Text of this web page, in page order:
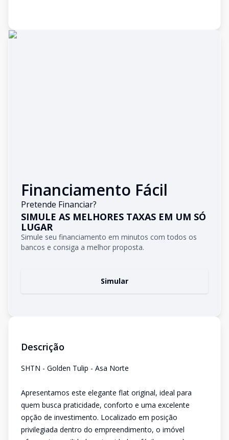
Financiamento Fácil
Pretende Financiar?
SIMULE AS MELHORES TAXAS EM UM SÓ
LUGAR
Simule seu financiamento em minutos com todos os
bancos e consiga a melhor proposta.
Simular
Descrição
SHTN - Golden Tulip - Asa Norte
Apresentamos este elegante flat original, ideal para
quem busca praticidade, conforto e uma excelente
opção de investimento. Localizado em posição
privilegiada dentro do empreendimento, o imóvel